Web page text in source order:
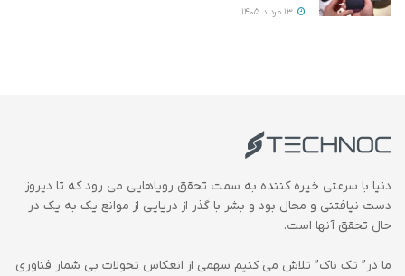
دنیا با سرعتی خیره کننده به سمت تحقق رویاهایی می رود که تا دیروز
دست نیافتنی و محال بود و بشر با گذر از دریایی از موانع یک به یک در
حال تحقق آنها است.
ما در” تک ناک” تلاش می کنیم سهمی از انعکاس تحولات بی شمار فناوری